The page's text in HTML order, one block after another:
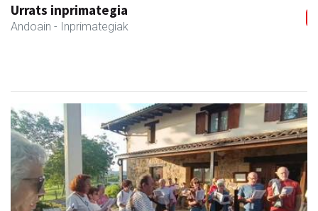
Aranburu aholkularitza
Andoain - Aholkularitza